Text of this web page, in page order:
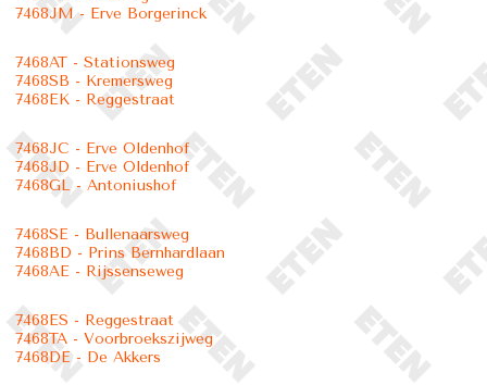
7468JM - Erve Borgerinck
7468AT - Stationsweg
7468SB - Kremersweg
7468EK - Reggestraat
7468JC - Erve Oldenhof
7468JD - Erve Oldenhof
7468GL - Antoniushof
7468SE - Bullenaarsweg
7468BD - Prins Bernhardlaan
7468AE - Rijssenseweg
7468ES - Reggestraat
7468TA - Voorbroekszijweg
7468DE - De Akkers